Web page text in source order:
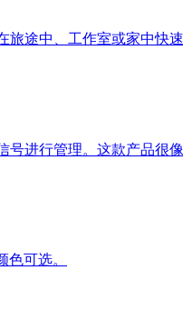
途中、工作室或家中快
进行管理。这款产品很像
可选。